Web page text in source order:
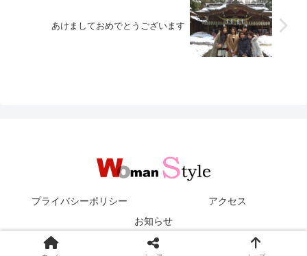
あけましておめでとうございます
プライバシーポリシー
アクセス
お知らせ
© 2008 株式会社ウーマンスタイル.